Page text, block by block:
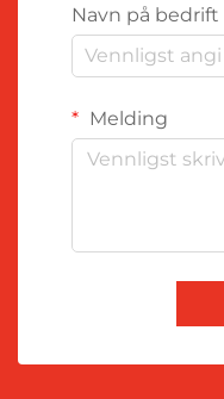
Navn på bedrift
Melding